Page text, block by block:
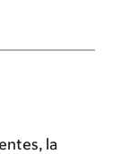
la